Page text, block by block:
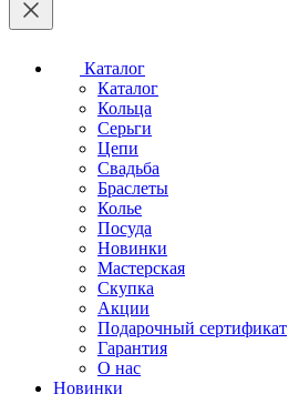
Каталог
Каталог
Кольца
Серьги
Цепи
Свадьба
Браслеты
Колье
Посуда
Новинки
Мастерская
Скупка
Акции
Подарочный сертификат
Гарантия
О нас
Новинки